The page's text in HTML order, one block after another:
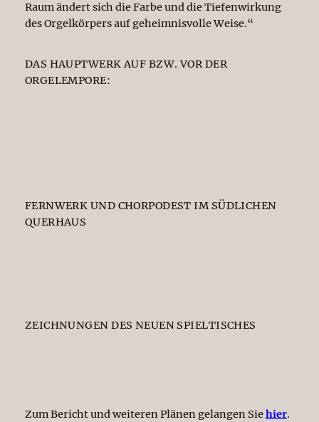
Raum ändert sich die Farbe und die Tiefenwirkung
des Orgelkörpers auf geheimnisvolle Weise.“
DAS HAUPTWERK AUF BZW. VOR DER
ORGELEMPORE:
FERNWERK UND CHORPODEST IM SÜDLICHEN
QUERHAUS
ZEICHNUNGEN DES NEUEN SPIELTISCHES
Zum Bericht und weiteren Plänen gelangen Siehier.